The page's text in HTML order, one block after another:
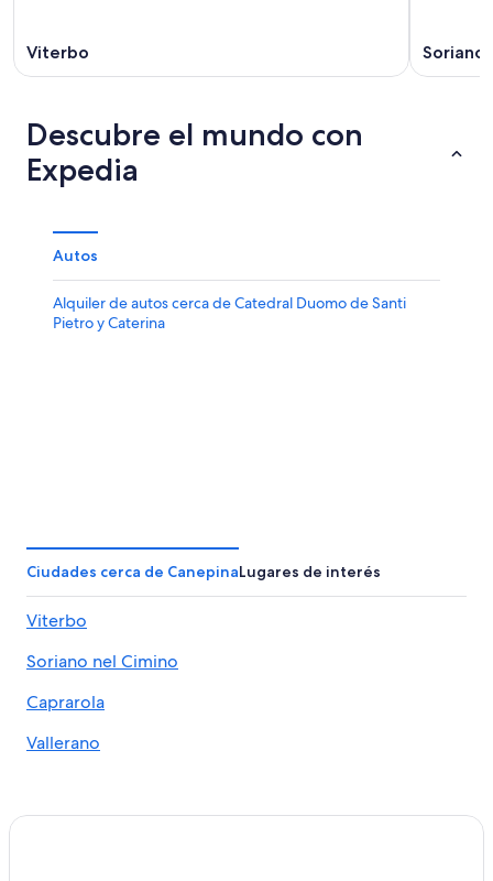
Viterbo Soriano
Descubre el mundo con
Expedia
Autos
Alquiler de autos cerca de Catedral Duomo de Santi
Pietro y Caterina
Ciudades cerca de CanepinaLugares de interés
Viterbo
Soriano nel Cimino
Caprarola
Vallerano